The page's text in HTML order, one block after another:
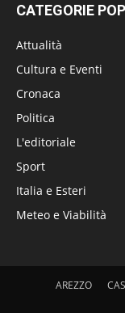
CATEGORIE
Attualità
Cultura e Eventi
Cronaca
Politica
L'editoriale
Sport
Italia e Esteri
Meteo e Viabilità
AREZZO